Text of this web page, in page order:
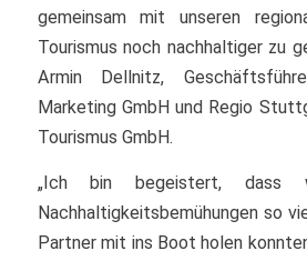
gemeinsam mit unseren
Tourismus noch nachhaltiger zu
Armin Dellnitz,
Marketing GmbH und Regio
Tourismus GmbH.
„Ich bin begeistert, dass
Nachhaltigkeitsbemühungen so
Partner mit ins Boot holen